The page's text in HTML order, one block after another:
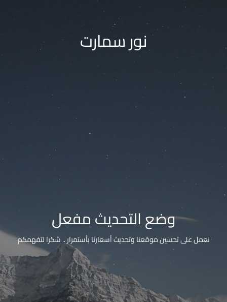
نور سمارت
وضع التحديث مفعل
نعمل على تحسين موقعنا وتحديث أسعارنا بأستمرار .. شكرا لتفهمكم